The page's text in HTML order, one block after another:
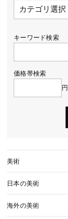
キーワード検索
価格帯検索
美術
日本の美術
海外の美術